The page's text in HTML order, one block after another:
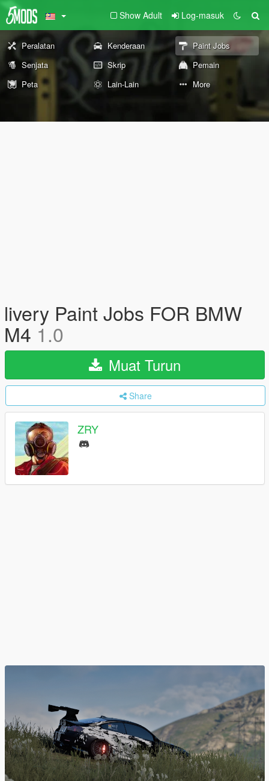
Show Adult Log-masuk
Peralatan Kenderaan
Paint Jobs
Senjata
Skrip
Pemain
Peta
Lain-Lain More
livery Paint Jobs FOR BMW
M4 1.0
Muat Turun
Share
ZRY